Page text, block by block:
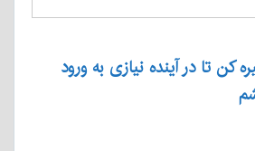
کن تا در آینده نیازی به ورود